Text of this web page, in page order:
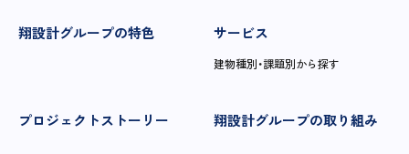
翔設計グループの特色 サービス
建物種別・課題別から探す
プロジェクトストーリー 翔設計グループの取り組み